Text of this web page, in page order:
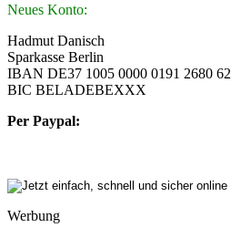
Neues Konto:
Hadmut Danisch
Sparkasse Berlin
IBAN DE37 1005 0000 0191 2680 62
BIC BELADEBEXXX
Per Paypal:
Werbung